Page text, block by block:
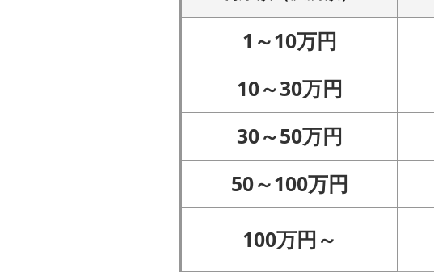
1～10万円
10～30万円
30～50万円
50～100万円
100万円～